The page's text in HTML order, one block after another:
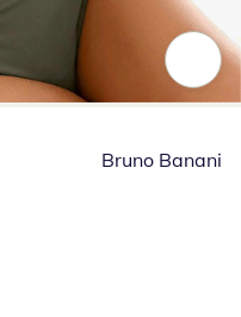
Bruno Banani